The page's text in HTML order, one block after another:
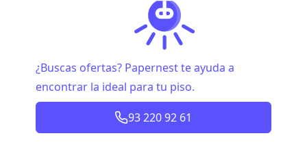
¿Buscas ofertas? Papernest te ayuda a
encontrar la ideal para tu piso.
93 220 92 61